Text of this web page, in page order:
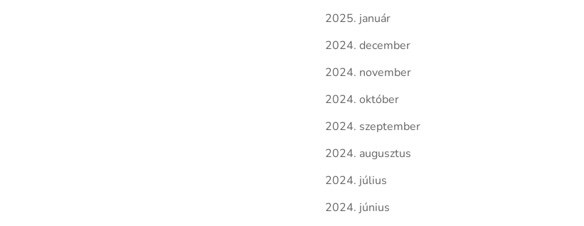
2025. január
2024. december
2024. november
2024. október
2024. szeptember
2024. augusztus
2024. július
2024. június